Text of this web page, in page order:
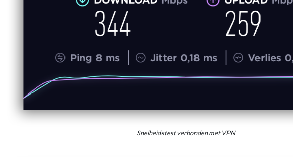
Snelheidstest verbonden met VPN